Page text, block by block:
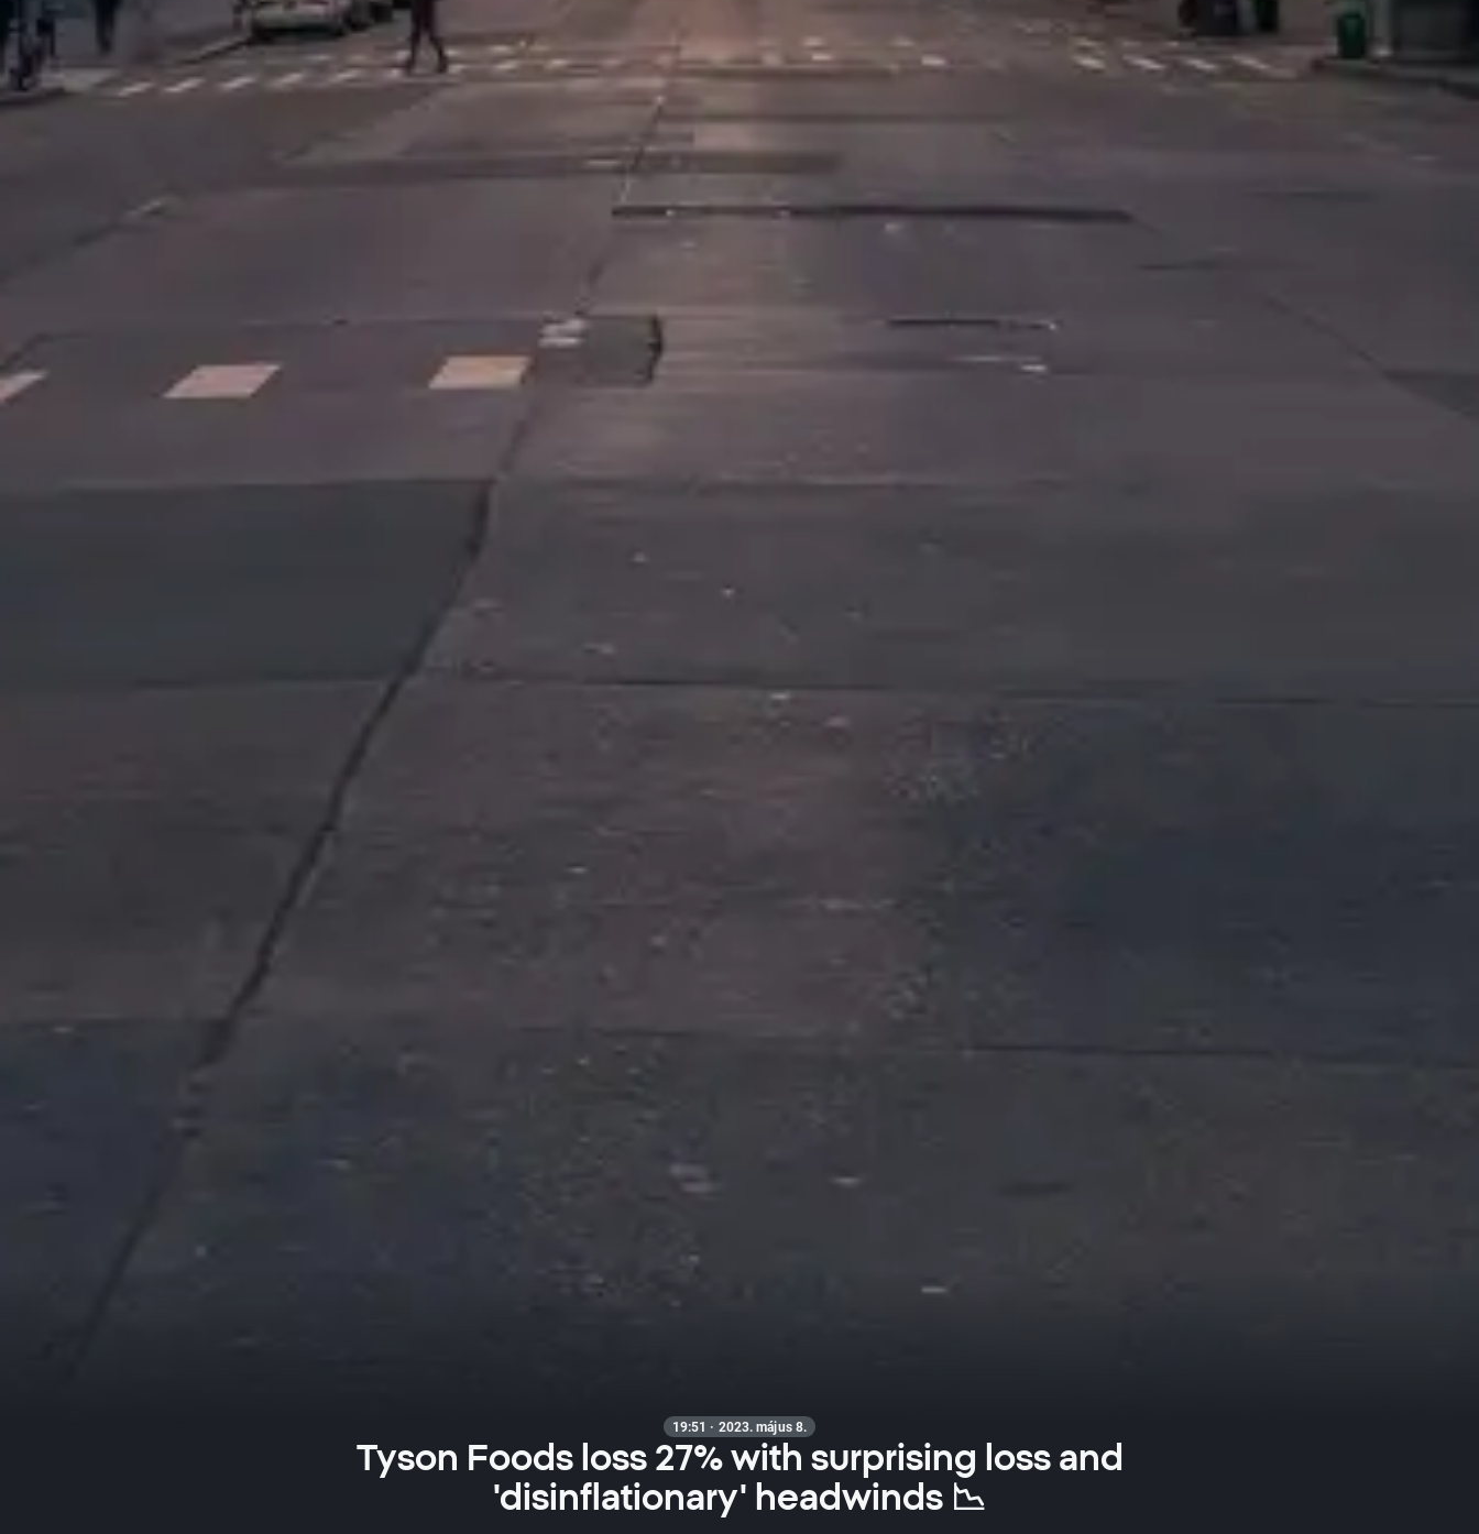
19:51 · 2023. május 8.
Tyson Foods loss 27% with surprising loss and
'disinflationary' headwinds 📉